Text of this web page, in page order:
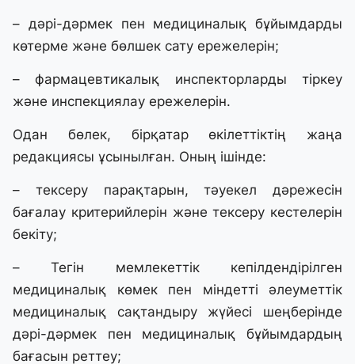
– дәрі-дәрмек пен медициналық бұйымдарды
көтерме және бөлшек сату ережелерін;
– фармацевтикалық инспекторларды тіркеу
және инспекциялау ережелерін.
Одан бөлек, бірқатар өкілеттіктің жаңа
редакциясы ұсынылған. Оның ішінде:
– тексеру парақтарын, тәуекел дәрежесін
бағалау критерийлерін және тексеру кестелерін
бекіту;
– Тегін мемлекеттік кепілдендірілген
медициналық көмек пен міндетті әлеуметтік
медициналық сақтандыру жүйесі шеңберінде
дәрі-дәрмек пен медициналық бұйымдардың
бағасын реттеу;